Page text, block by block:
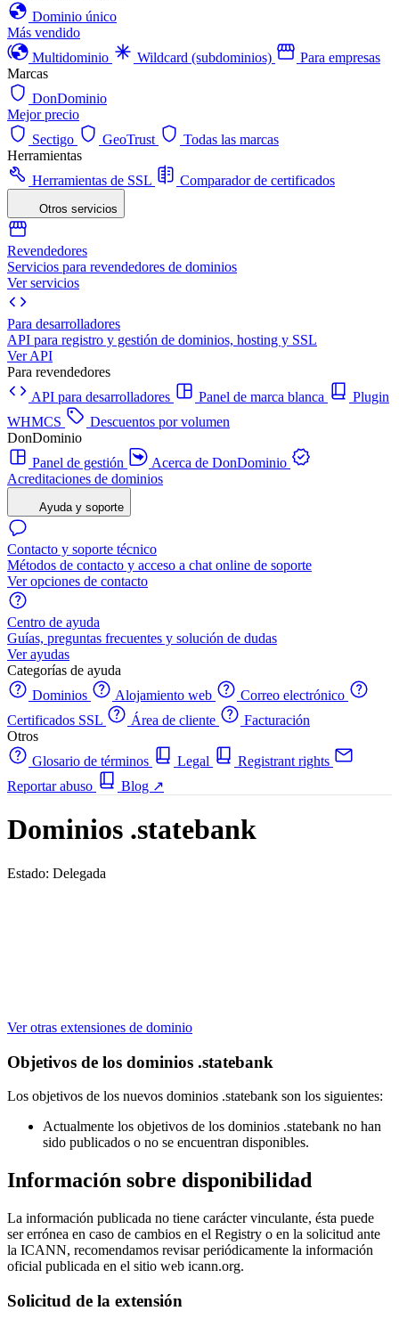
Dominio único
Más vendido
Multidominio
Wildcard (subdominios)
Para empresas
Marcas
DonDominio
Mejor precio
Sectigo
GeoTrust
Todas las marcas
Herramientas
Herramientas de SSL
Comparador de certificados
Otros servicios
Revendedores
Servicios para revendedores de dominios
Ver servicios
Para desarrolladores
API para registro y gestión de dominios, hosting y SSL
Ver API
Para revendedores
API para desarrolladores
Panel de marca blanca
Plugin
WHMCS
Descuentos por volumen
DonDominio
Panel de gestión
Acerca de DonDominio
Acreditaciones de dominios
Ayuda y soporte
Contacto y soporte técnico
Métodos de contacto y acceso a chat online de soporte
Ver opciones de contacto
Centro de ayuda
Guías, preguntas frecuentes y solución de dudas
Ver ayudas
Categorías de ayuda
Dominios
Alojamiento web
Correo electrónico
Certificados SSL
Área de cliente
Facturación
Otros
Glosario de términos
Legal
Registrant rights
Reportar abuso
Blog ↗
Dominios .statebank
Estado: Delegada
Ver otras extensiones de dominio
Objetivos de los dominios .statebank
Los objetivos de los nuevos dominios .statebank son los siguientes:
Actualmente los objetivos de los dominios .statebank no han
sido publicados o no se encuentran disponibles.
Información sobre disponibilidad
La información publicada no tiene carácter vinculante, ésta puede
ser errónea en caso de cambios en el Registry o en la solicitud ante
la ICANN, recomendamos revisar periódicamente la información
oficial publicada en el sitio web icann.org.
Solicitud de la extensión